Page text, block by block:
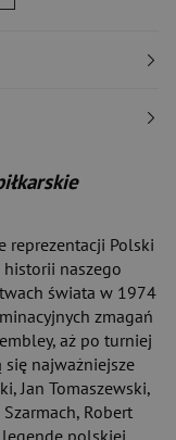
reprezentacji Polski
naszego
świata w 1974
zmagań
aż po turniej
się najważniejsze
Jan Tomaszewski,
Robert
legendę polskiej